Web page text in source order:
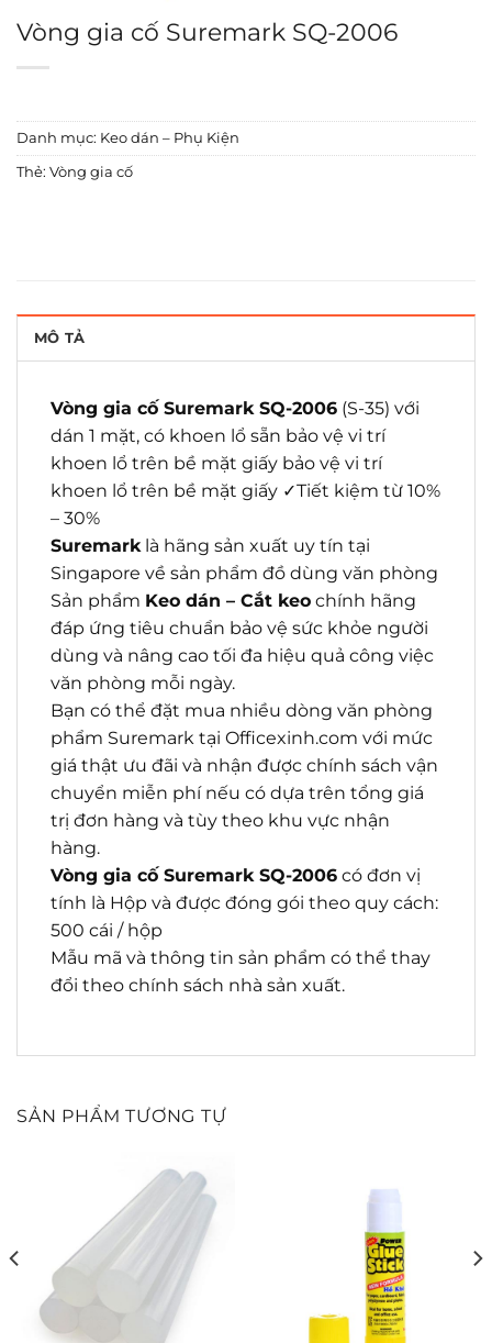
Vòng gia cố Suremark SQ-2006
Danh mục: Keo dán – Phụ Kiện
Thẻ: Vòng gia cố
MÔ TẢ
Vòng gia cố Suremark SQ-2006 (S-35) với
dán 1 mặt, có khoen lổ sẵn bảo vệ vi trí
khoen lổ trên bề mặt giấy bảo vệ vi trí
khoen lổ trên bề mặt giấy ✓Tiết kiệm từ 10%
– 30%
Suremarklà hãng sản xuất uy tín tại
Singapore về sản phẩm đồ dùng văn phòng
Sản phẩm Keo dán – Cắt keo chính hãng
đáp ứng tiêu chuẩn bảo vệ sức khỏe người
dùng và nâng cao tối đa hiệu quả công việc
văn phòng mỗi ngày.
Bạn có thể đặt mua nhiều dòng văn phòng
phẩm Suremark tại Officexinh.com với mức
giá thật ưu đãi và nhận được chính sách vận
chuyển miễn phí nếu có dựa trên tổng giá
trị đơn hàng và tùy theo khu vực nhận
hàng.
Vòng gia cố Suremark SQ-2006 có đơn vị
tính là Hộp và được đóng gói theo quy cách:
500 cái / hộp
Mẫu mã và thông tin sản phẩm có thể thay
đổi theo chính sách nhà sản xuất.
SẢN PHẨM TƯƠNG TỰ